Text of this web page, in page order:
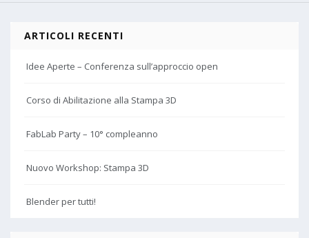
ARTICOLI RECENTI
Idee Aperte – Conferenza sull’approccio open
Corso di Abilitazione alla Stampa 3D
FabLab Party – 10° compleanno
Nuovo Workshop: Stampa 3D
Blender per tutti!